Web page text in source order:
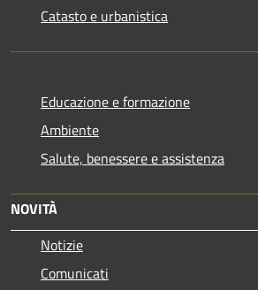
Catasto e urbanistica
Educazione e formazione
Ambiente
Salute, benessere e assistenza
NOVITÀ
Notizie
Comunicati